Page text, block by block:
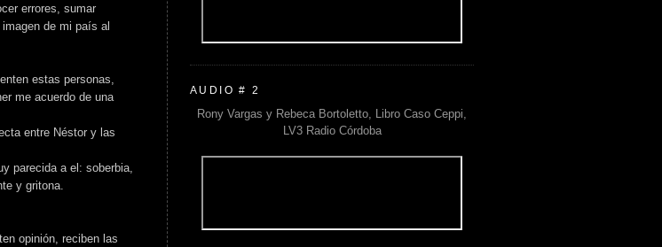
errores, sumar
de mi país al
estas personas,
me acuerdo de una
entre Néstor y las
parecida a el: soberbia,
y gritona.
opinión, reciben las
AUDIO # 2
Rony Vargas y Rebeca Bortoletto, Libro Caso Ceppi,
LV3 Radio Córdoba